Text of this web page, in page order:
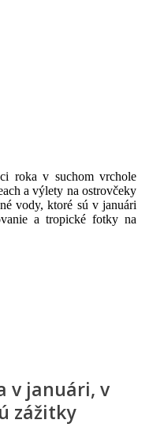
roka v suchom vrchole
a výlety na ostrovčeky
vody, ktoré sú v januári
a tropické fotky na
v januári, v
zážitky